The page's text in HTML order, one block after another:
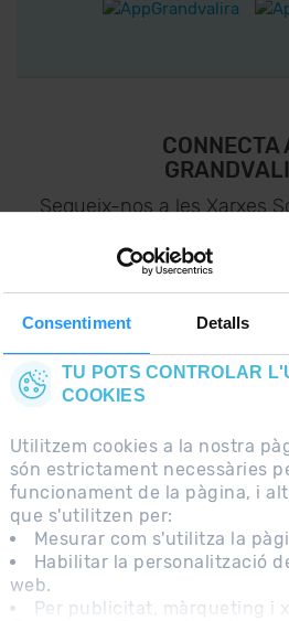
Consentiment Detalls
TU POTS CONTROLAR
COOKIES
Utilitzem cookies a la nostra
són estrictament necessàries
funcionament de la pàgina, i
que s'utilitzen per:
Mesurar com s'utilitza la
Habilitar la personalització
web.
Per publicitat, màrqueting i
CONNECTA
Segueix-nos a les Xarxes
lo últim el
CONTACTE
PREGUNTES FREQÜENTS